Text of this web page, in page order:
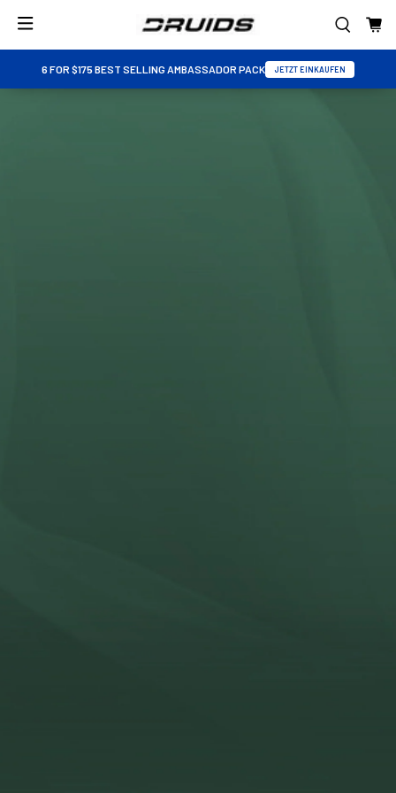
6 FOR $175 BEST SELLING AMBASSADOR PACK JETZT EINKAUFEN